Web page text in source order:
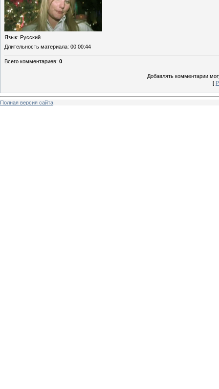
Язык: Русский
Длительность материала: 00:00:44
Всего комментариев: 0
Добавлять комментарии
[
Полная версия сайта